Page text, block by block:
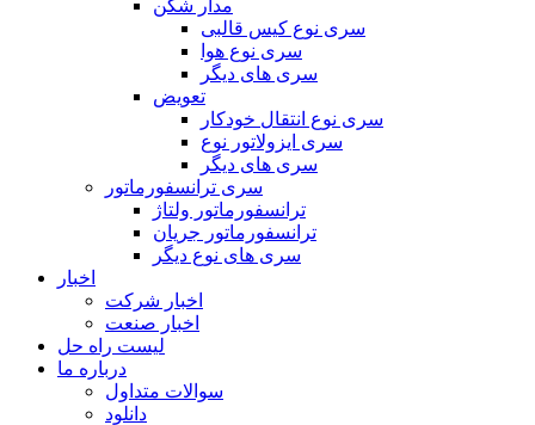
مدار شکن
سری نوع کیس قالبی
سری نوع هوا
سری های دیگر
تعویض
سری نوع انتقال خودکار
سری ایزولاتور نوع
سری های دیگر
سری ترانسفورماتور
ترانسفورماتور ولتاژ
ترانسفورماتور جریان
سری های نوع دیگر
اخبار
اخبار شرکت
اخبار صنعت
لیست راه حل
درباره ما
سوالات متداول
دانلود